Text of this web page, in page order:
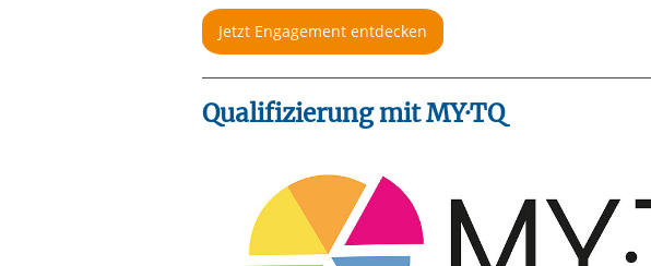
Jetzt Engagement entdecken
Qualifizierung mit MY·TQ